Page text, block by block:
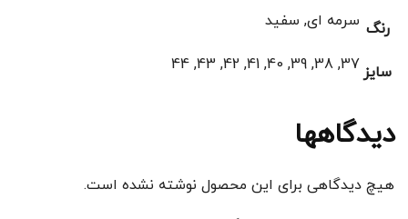
رنگ سرمه ای, سفید
سایز 37, 38, 39, 40, 41, 42, 43, 44
دیدگاهها
هیچ دیدگاهی برای این محصول نوشته نشده است.